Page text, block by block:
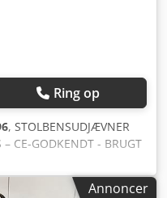
Ring op
, STOLBENSUDJÆVNER
CE-GODKENDT - BRUGT
1996 Credpfx
Annoncer